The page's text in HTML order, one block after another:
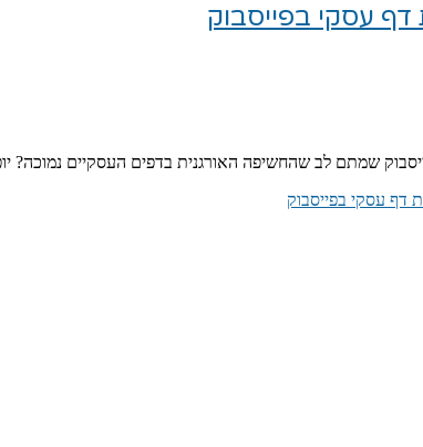
עסקי בפייסבוק
שמתם לב שהחשיפה האורגנית בדפים העסקיים נמוכה?
דף עסקי בפייסבוק